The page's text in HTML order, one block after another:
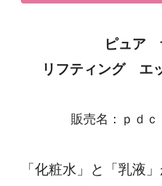
ピュア
リフティング エ
販売名：ｐｄ
「化粧水」と「乳液